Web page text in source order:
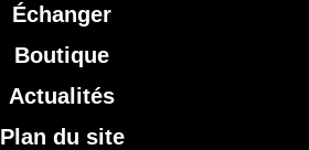
Échanger
Boutique
Actualités
Plan du site